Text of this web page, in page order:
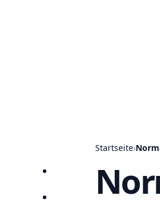
Startseite
Startseite›